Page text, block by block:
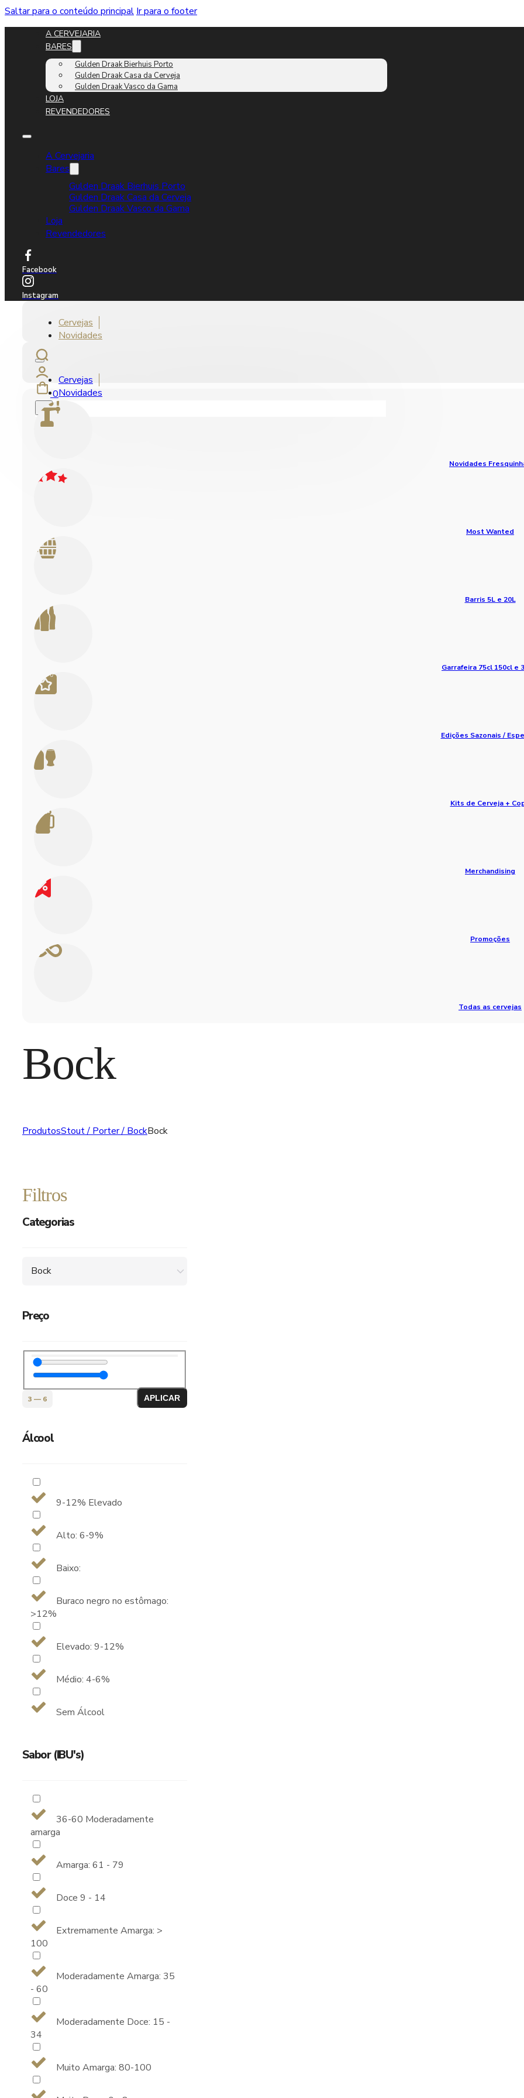
Saltar para o conteúdo principal Ir para o footer
A CERVEJARIA
BARES
Gulden Draak Bierhuis Porto
Gulden Draak Casa da Cerveja
Gulden Draak Vasco da Gama
LOJA
REVENDEDORES
A Cervejaria
Bares
Gulden Draak Bierhuis Porto
Gulden Draak Casa da Cerveja
Gulden Draak Vasco da Gama
Loja
Revendedores
Facebook
Instagram
Cervejas
Novidades
Cervejas
Novidades
0
Novidades
Most Wanted
Barris 5L e 20L
Garrafeira 75cl 150cl e
Edições Sazonais /
Kits de Cerveja +
Merchandising
Promoções
Todas as cervejas
Bock
ProdutosStout / Porter / BockBock
Filtros
Categorias
Bock
Preço
3 — 6 APLICAR
Álcool
9-12% Elevado
Alto: 6-9%
Baixo:
Buraco negro no estômago:
>12%
Elevado: 9-12%
Médio: 4-6%
Sem Álcool
Sabor (IBU's)
36-60 Moderadamente
amarga
Amarga: 61 - 79
Doce 9 - 14
Extremamente Amarga: >
100
Moderadamente Amarga: 35
- 60
Moderadamente Doce: 15 -
34
Muito Amarga: 80-100